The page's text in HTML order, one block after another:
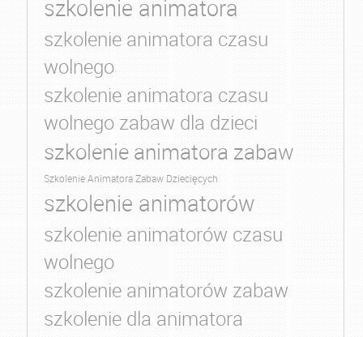
szkolenie animatora
szkolenie animatora czasu
wolnego
szkolenie animatora czasu
wolnego zabaw dla dzieci
szkolenie animatora zabaw
Szkolenie Animatora Zabaw Dziecięcych
szkolenie animatorów
szkolenie animatorów czasu
wolnego
szkolenie animatorów zabaw
szkolenie dla animatora